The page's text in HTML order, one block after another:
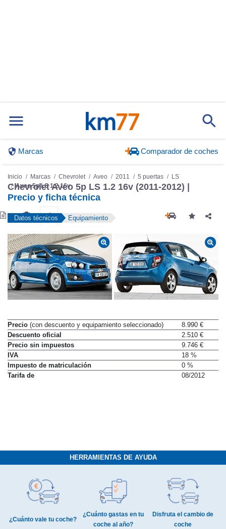
Marcas Comparador de coches
Inicio Marcas Chevrolet Aveo 2011 5 puertas
LS
Aveo 5p LS 1.2 16v
Chevrolet Aveo 5p LS 1.2 16v (2011-2012) |
Precio y ficha técnica
Datos técnicos Equipamiento
Precio (con descuento y equipamiento seleccionado)
8.990 €
Descuento oficial
2.510 €
Precio sin impuestos
9.746 €
IVA
18 %
Impuesto de matriculación
0 %
Tarifa de
08/2012
HERRAMIENTAS DE AYUDA
¿Cuánto vale tu coche?
¿Cuánto gastas en tu
coche al año?
Disfruta el cambio de
coche